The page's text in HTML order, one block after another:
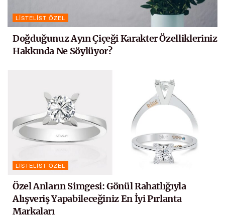
LISTELIST ÖZEL
Doğduğunuz Ayın Çiçeği Karakter Özellikleriniz
Hakkında Ne Söylüyor?
LISTELIST ÖZEL
Özel Anların Simgesi: Gönül Rahatlığıyla
Alışveriş Yapabileceğiniz En İyi Pırlanta
Markaları